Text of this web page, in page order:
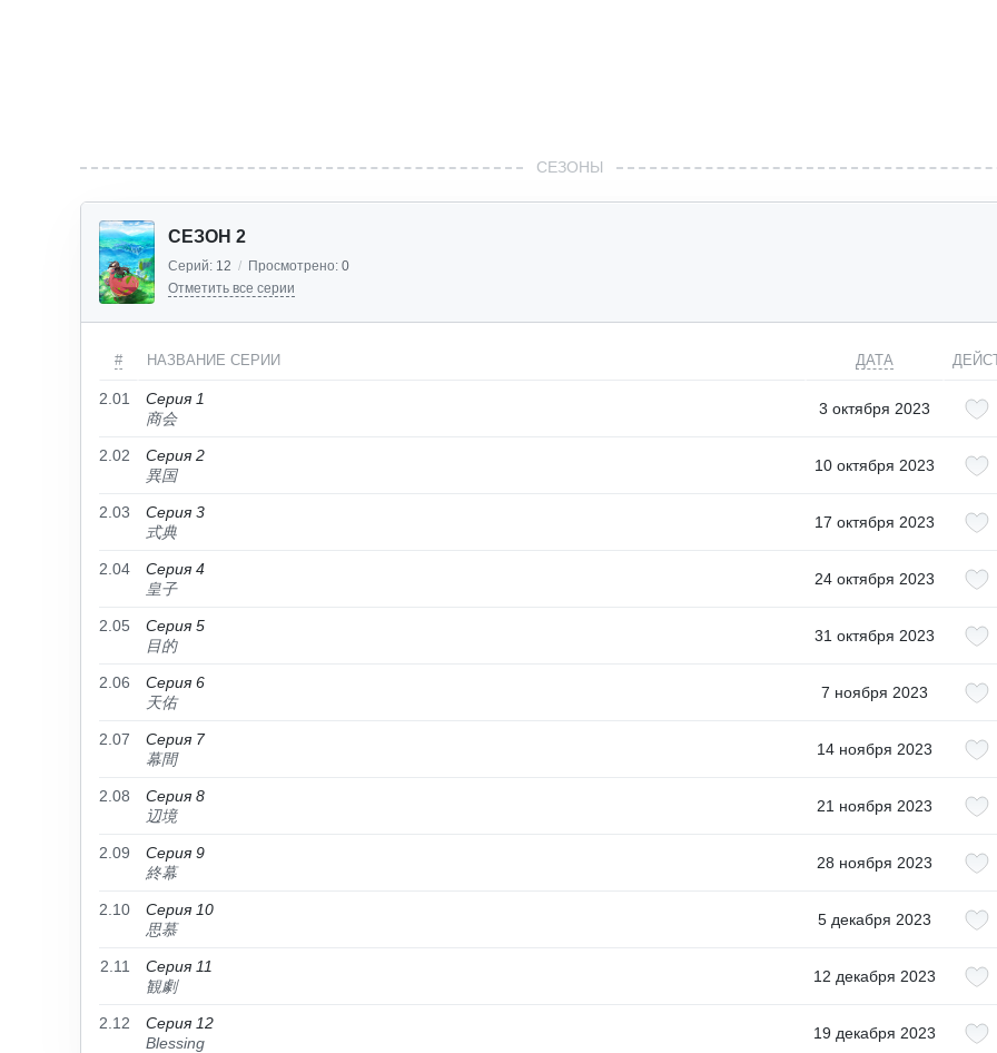
СЕЗОНЫ
СЕЗОН 2
Серий: 12 / Просмотрено: 0
Отметить все серии
# НАЗВАНИЕ СЕРИИ ДАТА
2.01
Серия 1
商会
3 октября 2023
2.02
Серия 2
異国
10 октября 2023
2.03
Серия 3
式典
17 октября 2023
2.04
Серия 4
皇子
24 октября 2023
2.05
Серия 5
目的
31 октября 2023
2.06
Серия 6
天佑
7 ноября 2023
2.07
Серия 7
幕間
14 ноября 2023
2.08
Серия 8
辺境
21 ноября 2023
2.09
Серия 9
終幕
28 ноября 2023
2.10
Серия 10
思慕
5 декабря 2023
2.11
Серия 11
観劇
12 декабря 2023
2.12
Серия 12
Blessing
19 декабря 2023